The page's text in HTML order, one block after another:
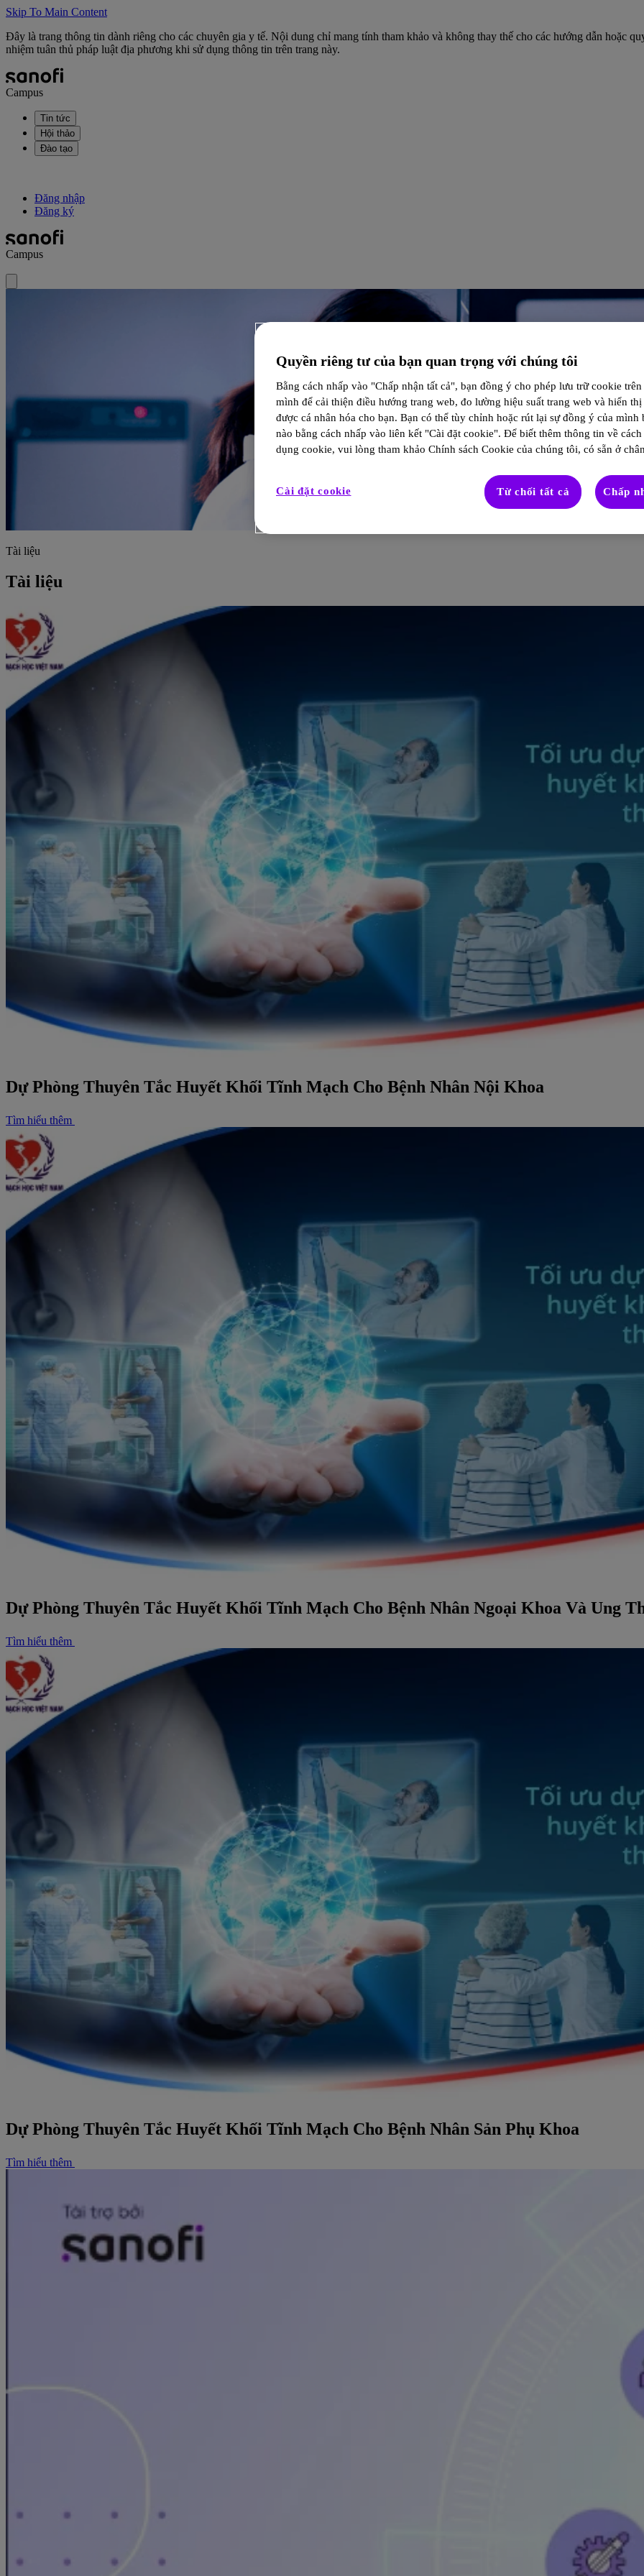
Skip To Main Content
Đây là trang thông tin dành riêng cho các chuyên gia y tế. Nội dung chỉ mang tính tham khảo và không thay thế cho các hướng dẫn hoặc
nhiệm tuân thủ pháp luật địa phương khi sử dụng thông tin trên trang này.
Campus
Tin tức
Hội thảo
Đào tạo
Đăng nhập
Đăng ký
Campus
Tài liệu
Tài liệu
Dự Phòng Thuyên Tắc Huyết Khối Tĩnh Mạch Cho Bệnh Nhân Nội Khoa
Tìm hiểu thêm
Dự Phòng Thuyên Tắc Huyết Khối Tĩnh Mạch Cho Bệnh Nhân Ngoại Khoa Và Ung
Tìm hiểu thêm
Dự Phòng Thuyên Tắc Huyết Khối Tĩnh Mạch Cho Bệnh Nhân Sản Phụ Khoa
Tìm hiểu thêm
Quyền riêng tư của bạn quan trọng với chúng tôi
Bằng cách nhấp vào "Chấp nhận tất cả", bạn đồng ý cho phép lưu trữ cookie
mình để cải thiện điều hướng trang web, đo lường hiệu suất trang web và hiển thị
được cá nhân hóa cho bạn. Bạn có thể tùy chỉnh hoặc rút lại sự đồng ý của mình
nào bằng cách nhấp vào liên kết "Cài đặt cookie". Để biết thêm thông tin về
dụng cookie, vui lòng tham khảo Chính sách Cookie của chúng tôi, có sẵn ở
Cài đặt cookie Từ chối tất cả Chấp